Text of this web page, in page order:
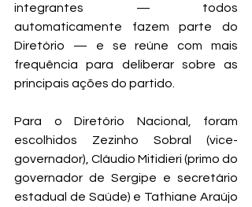
integrantes — todos
automaticamente fazem parte do
Diretório — e se reúne com mais
frequência para deliberar sobre as
principais ações do partido.
Para o Diretório Nacional, foram
escolhidos Zezinho Sobral (vice-
governador), Cláudio Mitidieri (primo do
governador de Sergipe e secretário
estadual de Saúde) e Tathiane Araújo